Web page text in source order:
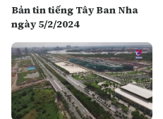
Bản tin tiếng Tây Ban Nha
ngày 5/2/2024